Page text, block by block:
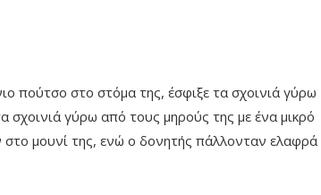
πούτσο στο στόμα της, έσφιξε τα σχοινιά γύρω
γύρω από τους μηρούς της με ένα μικρό
στο μουνί της, ενώ ο δονητής πάλλονταν ελαφρά